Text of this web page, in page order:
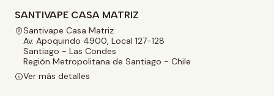
SANTIVAPE CASA MATRIZ
Santivape Casa Matriz
Av. Apoquindo 4900, Local 127-128
Santiago - Las Condes
Región Metropolitana de Santiago - Chile
Ver más detalles